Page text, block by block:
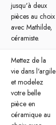
jusqu'à deux
pièces au choix
avec Mathilde,
céramiste.
Mettez de la
vie dans l'argile
et modelez
votre belle
pièce en
céramique au